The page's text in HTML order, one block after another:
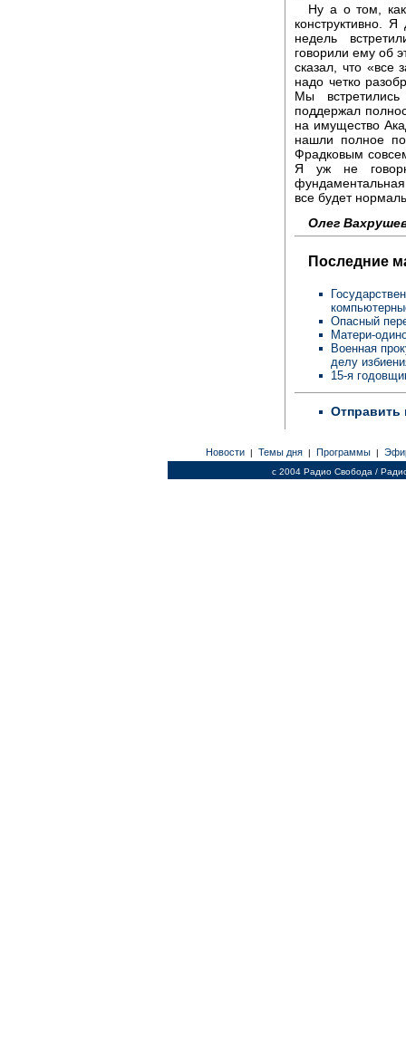
Ну а о том,
конструктивно.
недель
говорили ему об
сказал, что «все
надо четко
Мы
поддержал
на имущество
нашли полное
Фрадковым
Я уж не
все будет
Олег
Последние
Опасный
Матери-
Военная
делу
15-я
Отправить
Новости | Темы дня | Программы |
c 2004 Радио Свобода /